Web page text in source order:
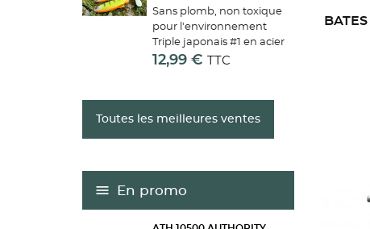
Sans plomb, non toxique
pour l'environnement
Triple japonais #1 en acier
renforcé carbone/Simple
optimisée Yeux 3D
12,99 € TTC
Toutes les meilleures ventes
En promo